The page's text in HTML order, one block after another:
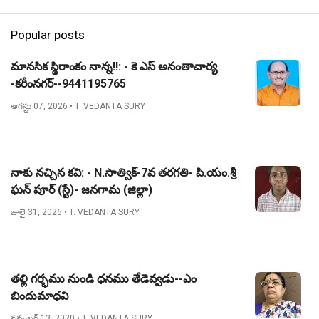
Popular posts
మానసిక స్థిరాంకం నాన్న!!: - కె ఎస్ అనంతాచార్య
-కరీంనగర్--9441195765
ఆగస్టు 07, 2026 • T. VEDANTA SURY
నాకు నచ్చిన కవి: - N.సాత్విక్-7వ తరగతి- పి.యం.శ్రీ
ఘన్ పూర్ (స్టే)- జనగామ (జిల్లా)
జులై 31, 2026 • T. VEDANTA SURY
తల్లి గర్భము నుండి ధనము తేడెవ్వడు--ఎం
బిందుమాధవి